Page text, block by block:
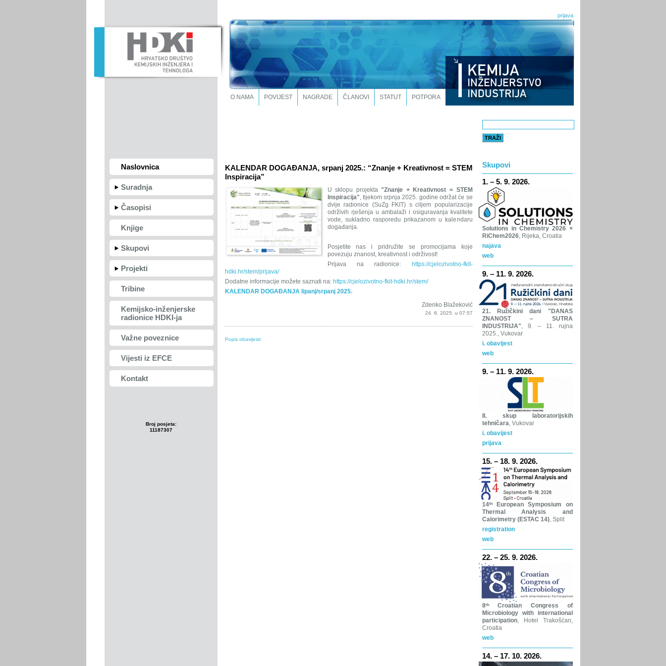
prijava
O NAMA POVIJEST NAGRADE ČLANOVI STATUT POTPORA
Naslovnica
Suradnja
Časopisi
Knjige
Skupovi
Projekti
Tribine
Kemijsko-inženjerske
radionice HDKI-ja
Važne poveznice
Vijesti iz EFCE
Kontakt
Broj posjeta:
11187307
KALENDAR DOGAĐANJA, srpanj 2025.: “Znanje + Kreativnost = STEM
Inspiracija”
U sklopu projekta"Znanje + Kreativnost = STEM
Inspiracija", tijekom srpnja 2025. godine održat će se
dvije radionice (SuZg FKIT) s ciljem popularizacije
održivih rješenja u ambalaži i osiguravanja kvalitete
vode, sukladno rasporedu prikazanom u kalendaru
događanja.
Posjetite nas i pridružite se promocijama koje
povezuju znanost, kreativnost i održivost!
Prijava na radionice:
https://cjelozivotno-fkit-
hdki.hr/stem/prijava/
Dodatne informacije možete saznati na: https://cjelozivotno-fkit-hdki.hr/stem/
KALENDAR DOGAĐANJA lipanj/srpanj 2025.
Zdenko Blažeković
24. 6. 2025. u 07:57
Popis obavijesti
Skupovi
1. – 5. 9. 2026.
Solutions in Chemistry 2026 ×
RiChem2026, Rijeka, Croatia
najava
web
9. – 11. 9. 2026.
21. Ružičkini dani "DANAS
ZNANOST – SUTRA
INDUSTRIJA", 9. – 11. rujna
2025., Vukovar
i. obavijest
web
9. – 11. 9. 2026.
II. skup laboratorijskih
tehničara , Vukovar
i. obavijest
prijava
15. – 18. 9. 2026.
14ᵗʰEuropean Symposium on
Thermal Analysis and
Calorimetry (ESTAC 14), Split
registration
web
22. – 25. 9. 2026.
8ᵗʰCroatian Congress of
Microbiology with international
participation, Hotel Trakošćan,
Croatia
web
14. – 17. 10. 2026.